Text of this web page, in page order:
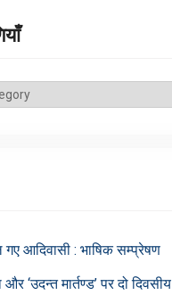
आदिवासी : भाषिक सम्प्रेषण
और ‘उदन्त मार्तण्ड’ पर दो दिवसीय